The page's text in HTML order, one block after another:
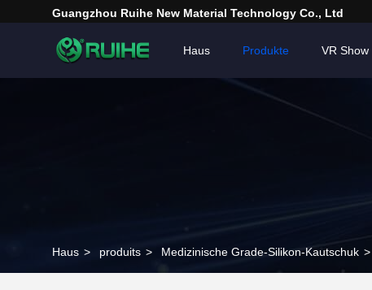
Guangzhou Ruihe New Material Technology Co., Ltd
Haus Produkte VR Show
Haus > produits > Medizinische Grade-Silikon-Kautschuk >